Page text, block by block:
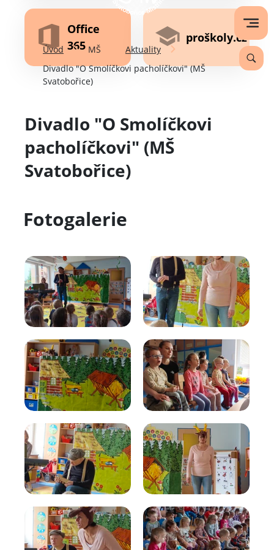
Office
365
proškoly.cz
Úvod MŠ
Aktuality
Divadlo "O Smolíčkovi pacholíčkovi" (MŠ
Svatobořice)
Divadlo "O Smolíčkovi
pacholíčkovi" (MŠ
Svatobořice)
Fotogalerie